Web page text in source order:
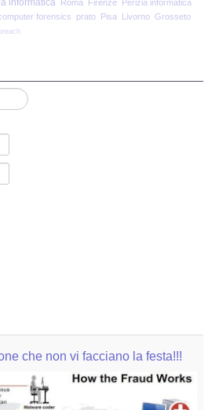
e Online
lavoratori
Malware
Stradale
Roma Firenze Perizia informatica
forensics prato Pisa Livorno Grosseto
che non vi facciano la festa!!!